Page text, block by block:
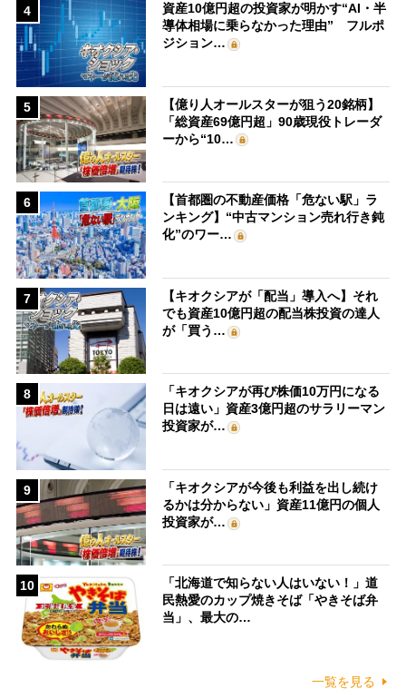
4
資産10億円超の投資家が明かす“AI・半
導体相場に乗らなかった理由” フルポ
ジション…
5
【億り人オールスターが狙う20銘柄】
「総資産69億円超」90歳現役トレーダ
ーから“10…
6
【首都圏の不動産価格「危ない駅」ラ
ンキング】“中古マンション売れ行き鈍
化”のワー…
7
【キオクシアが「配当」導入へ】それ
でも資産10億円超の配当株投資の達人
が「買う…
8
「キオクシアが再び株価10万円になる
日は遠い」資産3億円超のサラリーマン
投資家が…
9
「キオクシアが今後も利益を出し続け
るかは分からない」資産11億円の個人
投資家が…
10
「北海道で知らない人はいない！」道
民熱愛のカップ焼きそば「やきそば弁
当」、最大の…
一覧を見る